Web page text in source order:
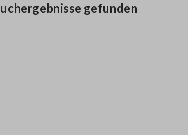
gefunden